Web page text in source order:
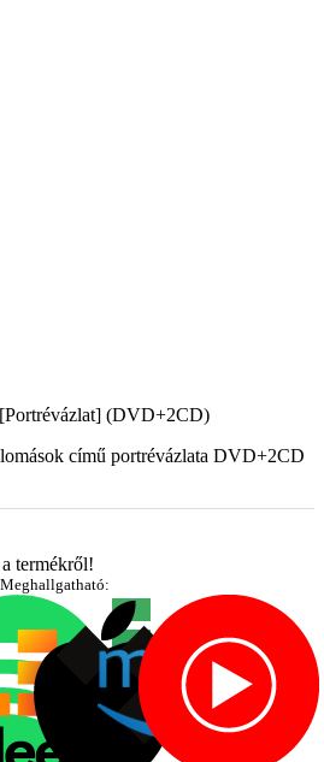
(DVD+2CD)
című portrévázlata DVD+2CD
termékről!
Meghallgatható: